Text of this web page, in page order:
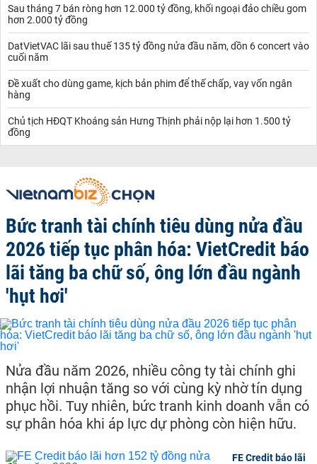
Sau tháng 7 bán ròng hơn 12.000 tỷ đồng, khối ngoại đảo chiều gom
hơn 2.000 tỷ đồng
DatVietVAC lãi sau thuế 135 tỷ đồng nửa đầu năm, dồn 6 concert vào
cuối năm
Đề xuất cho dùng game, kịch bản phim để thế chấp, vay vốn ngân
hàng
Chủ tịch HĐQT Khoáng sản Hưng Thịnh phải nộp lại hơn 1.500 tỷ
đồng
Bức tranh tài chính tiêu dùng nửa đầu
2026 tiếp tục phân hóa: VietCredit báo
lãi tăng ba chữ số, ông lớn đầu ngành
'hụt hơi'
Nửa đầu năm 2026, nhiều công ty tài chính ghi
nhận lợi nhuận tăng so với cùng kỳ nhờ tín dụng
phục hồi. Tuy nhiên, bức tranh kinh doanh vẫn có
sự phân hóa khi áp lực dự phòng còn hiện hữu.
FE Credit báo lãi